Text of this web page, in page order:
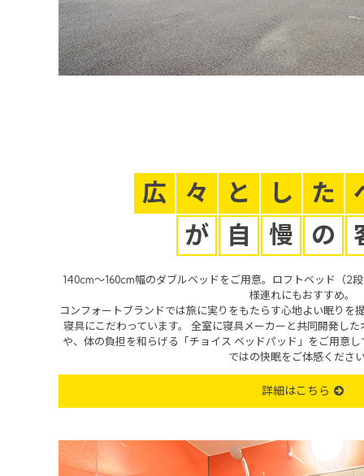
広 々 と し た
が
自 慢 の
140cm～160cm幅のダブルベッドをご用意。ロフトベッド（2
様連れにもおすすめ。
コンフォートブランドでは旅に実りをもたらす心地よい眠りを
寝具にこだわっています。 全室に寝具メーカーと共同開発した
や、体の負担を和らげる「チョイス ベッドパッド」をご用意
ではの快眠をご体感ください
詳細はこちら